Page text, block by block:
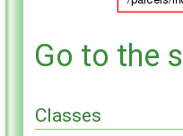
Go to the
Classes